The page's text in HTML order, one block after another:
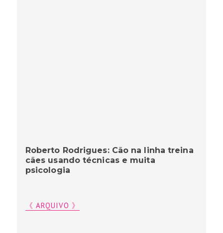
Roberto Rodrigues: Cão na linha treina
cães usando técnicas e muita
psicologia
《 ARQUIVO 》